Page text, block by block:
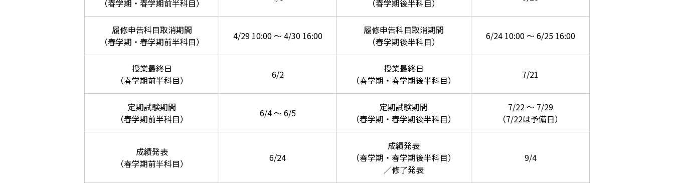
（春学期・春学期前半科目）
（春学期後半科目）
履修申告科目取消期間
（春学期・春学期前半科目）
4/29 10:00 ～ 4/30 16:00
履修申告科目取消期間
（春学期後半科目）
6/24 10:00 ～ 6/25 16:00
授業最終日
（春学期前半科目）
6/2
授業最終日
（春学期・春学期後半科目）
7/21
定期試験期間
（春学期前半科目）
6/4 ～ 6/5
定期試験期間
（春学期・春学期後半科目）
7/22 ～ 7/29
（7/22は予備日）
成績発表
（春学期前半科目）
6/24
成績発表
（春学期・春学期後半科目）
／修了発表
9/4